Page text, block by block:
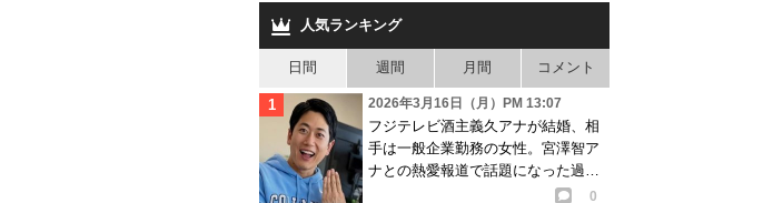
人気ランキング
日間 週間 月間 コメント
2026年3月16日（月）PM 13:07
フジテレビ酒主義久アナが結婚、相
手は一般企業勤務の女性。宮澤智ア
ナとの熱愛報道で話題になった過去
0